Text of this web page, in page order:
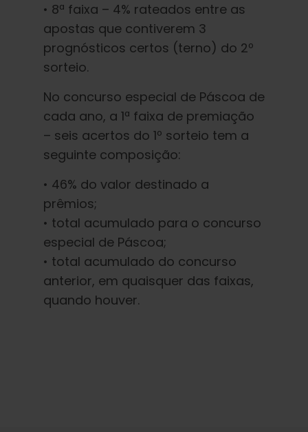
• 8ª faixa – 4% rateados entre as
apostas que contiverem 3
prognósticos certos (terno) do 2º
sorteio.
No concurso especial de Páscoa de
cada ano, a 1ª faixa de premiação
– seis acertos do 1º sorteio tem a
seguinte composição:
• 46% do valor destinado a
prêmios;
• total acumulado para o concurso
especial de Páscoa;
• total acumulado do concurso
anterior, em quaisquer das faixas,
quando houver.